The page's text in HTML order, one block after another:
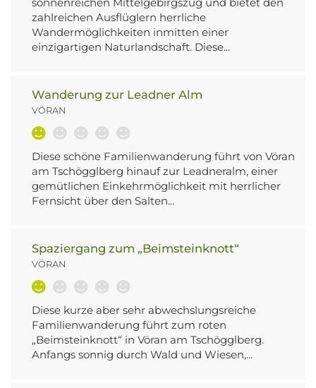
zahlreichen Ausflüglern herrliche
Wandermöglichkeiten inmitten einer
einzigartigen Naturlandschaft. Diese...
Wanderung zur Leadner Alm
VÖRAN
Diese schöne Familienwanderung führt von Vöran
am Tschögglberg hinauf zur Leadneralm, einer
gemütlichen Einkehrmöglichkeit mit herrlicher
Fernsicht über den Salten...
Spaziergang zum „Beimsteinknott“
VÖRAN
Diese kurze aber sehr abwechslungsreiche
Familienwanderung führt zum roten
„Beimsteinknott“ in Vöran am Tschögglberg.
Anfangs sonnig durch Wald und Wiesen,...